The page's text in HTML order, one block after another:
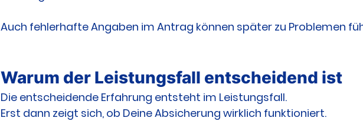
Auch fehlerhafte Angaben im Antrag können später zu Problemen
Warum der Leistungsfall entscheidend ist
Die entscheidende Erfahrung entsteht im Leistungsfall.
Erst dann zeigt sich, ob Deine Absicherung wirklich funktioniert.